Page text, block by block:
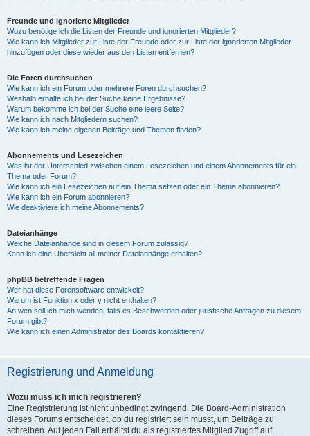
Freunde und ignorierte Mitglieder
Wozu benötige ich die Listen der Freunde und ignorierten Mitglieder?
Wie kann ich Mitglieder zur Liste der Freunde oder zur Liste der ignorierten Mitglieder
hinzufügen oder diese wieder aus den Listen entfernen?
Die Foren durchsuchen
Wie kann ich ein Forum oder mehrere Foren durchsuchen?
Weshalb erhalte ich bei der Suche keine Ergebnisse?
Warum bekomme ich bei der Suche eine leere Seite?
Wie kann ich nach Mitgliedern suchen?
Wie kann ich meine eigenen Beiträge und Themen finden?
Abonnements und Lesezeichen
Was ist der Unterschied zwischen einem Lesezeichen und einem Abonnements für ein
Thema oder Forum?
Wie kann ich ein Lesezeichen auf ein Thema setzen oder ein Thema abonnieren?
Wie kann ich ein Forum abonnieren?
Wie deaktiviere ich meine Abonnements?
Dateianhänge
Welche Dateianhänge sind in diesem Forum zulässig?
Kann ich eine Übersicht all meiner Dateianhänge erhalten?
phpBB betreffende Fragen
Wer hat diese Forensoftware entwickelt?
Warum ist Funktion x oder y nicht enthalten?
An wen soll ich mich wenden, falls es Beschwerden oder juristische Anfragen zu diesem
Forum gibt?
Wie kann ich einen Administrator des Boards kontaktieren?
Registrierung und Anmeldung
Wozu muss ich mich registrieren?
Eine Registrierung ist nicht unbedingt zwingend. Die Board-Administration
dieses Forums entscheidet, ob du registriert sein musst, um Beiträge zu
schreiben. Auf jeden Fall erhältst du als registriertes Mitglied Zugriff auf